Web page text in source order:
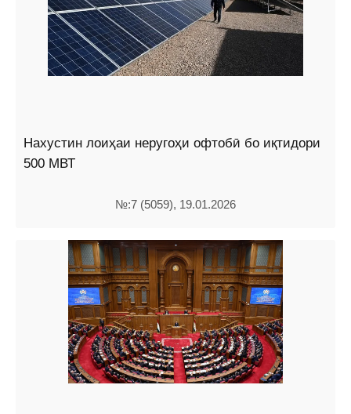
Нахустин лоиҳаи неругоҳи офтобӣ бо иқтидори
500 МВТ
№:7 (5059), 19.01.2026